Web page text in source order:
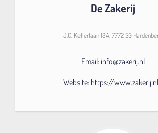
De Zakerij
J.C. Kellerlaan 18A, 7772 SG
Email: info@zakerij.nl
Website: https://